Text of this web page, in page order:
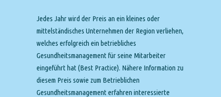
Jedes Jahr wird der Preis an ein kleines oder
mittelständisches Unternehmen der Region verliehen,
welches erfolgreich ein betriebliches
Gesundheitsmanagement für seine Mitarbeiter
eingeführt hat (Best Practice). Nähere Information zu
diesem Preis sowie zum Betrieblichen
Gesundheitsmanagement erfahren interessierte